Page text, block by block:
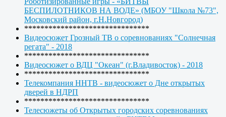
БЕСПИЛОТНИКОВ НА ВОДЕ» (МБОУ "Школа №73",
Московский район, г.Н.Новгород)
*******************************
Видеосюжет Грозный ТВ о соревнованиях "Солнечная
регата" - 2018
*******************************
Видеосюжет о ВДЦ "Океан" (г.Владивосток) - 2018
*******************************
Телекомпания ННТВ - видеосюжет о Дне открытых
дверей в НДРП
*******************************
Телесюжеты об Открытых городских соревнованиях